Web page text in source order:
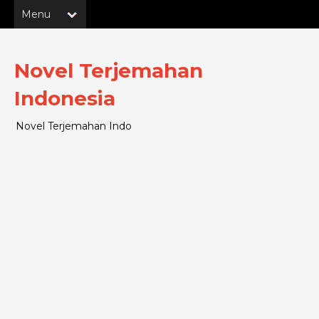
Novel Terjemahan
Indonesia
Novel Terjemahan Indo